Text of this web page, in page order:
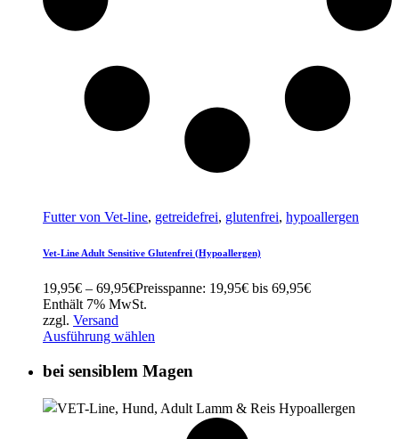
Futter von Vet-line, getreidefrei, glutenfrei, hypoallergen
Vet-Line Adult Sensitive Glutenfrei (Hypoallergen)
19,95€ – 69,95€Preisspanne: 19,95€ bis 69,95€
Enthält 7% MwSt.
zzgl. Versand
Ausführung wählen
bei sensiblem Magen